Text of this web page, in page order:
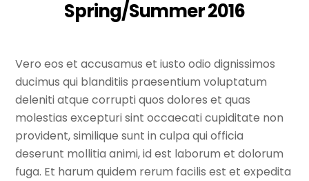
Spring/Summer 2016
Vero eos et accusamus et iusto odio dignissimos
ducimus qui blanditiis praesentium voluptatum
deleniti atque corrupti quos dolores et quas
molestias excepturi sint occaecati cupiditate non
provident, similique sunt in culpa qui officia
deserunt mollitia animi, id est laborum et dolorum
fuga. Et harum quidem rerum facilis est et expedita